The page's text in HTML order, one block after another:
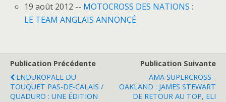
19 août 2012 -- MOTOCROSS DES NATIONS :
LE TEAM ANGLAIS ANNONCÉ
Publication Précédente
ENDUROPALE DU
TOUQUET PAS-DE-CALAIS /
QUADURO : UNE ÉDITION
Publication Suivante
AMA SUPERCROSS -
OAKLAND : JAMES STEWART
DE RETOUR AU TOP, ELI